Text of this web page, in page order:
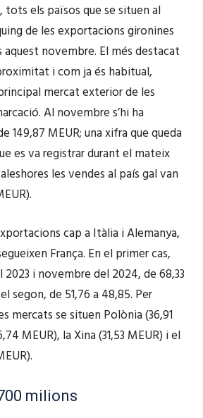
tots els països que se situen al
de les exportacions gironines
novembre. El més destacat
i com ja és habitual,
mercat exterior de les
Al novembre s’hi ha
149,87 MEUR; una xifra que queda
es va registrar durant el mateix
les vendes al país gal van
cap a Itàlia i Alemanya,
França. En el primer cas,
i novembre del 2024, de 68,33
segon, de 51,76 a 48,85. Per
mercats se situen Polònia (36,91
MEUR), la Xina (31,53 MEUR) i el
milions